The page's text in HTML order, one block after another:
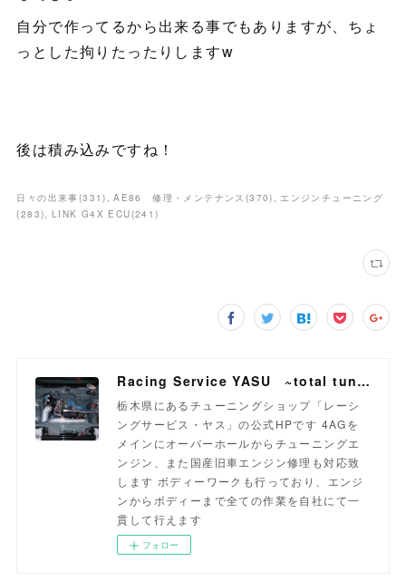
自分で作ってるから出来る事でもありますが、ちょ
っとした拘りたったりしますw
後は積み込みですね！
日々の出来事(331) AE86 修理・メンテナンス (370)
エンジンチューニング
(283) LINK G4X ECU(241)
Racing Service YASU ~total tuning proshop~
栃木県にあるチューニングショップ「レーシ
ングサービス・ヤス」の公式HPです 4AGを
メインにオーバーホールからチューニングエ
ンジン、また国産旧車エンジン修理も対応致
します ボディーワークも行っており、エンジ
ンからボディーまで全ての作業を自社にて一
貫して行えます
フォロー